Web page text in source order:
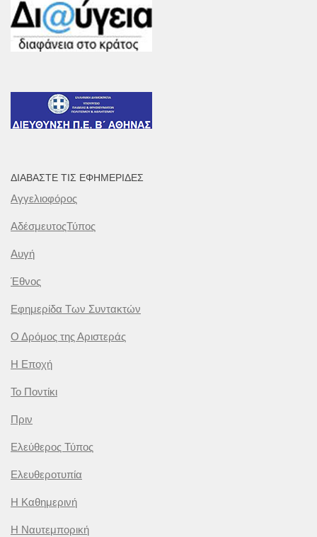
ΔΙΑΒΆΣΤΕ ΤΙΣ ΕΦΗΜΕΡΊΔΕΣ
Αγγελιοφόρος
ΑδέσμευτοςΤύπος
Αυγή
Έθνος
Εφημερίδα Των Συντακτών
Ο Δρόμος της Αριστεράς
Η Εποχή
Το Ποντίκι
Πριν
Ελεύθερος Τύπος
Ελευθεροτυπία
Η Καθημερινή
Η Ναυτεμπορική